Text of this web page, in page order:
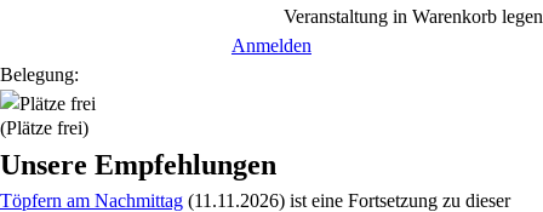
Veranstaltung in Warenkorb legen
Anmelden
Belegung:
(Plätze frei)
Unsere Empfehlungen
Töpfern am Nachmittag (11.11.2026) ist eine Fortsetzung zu dieser